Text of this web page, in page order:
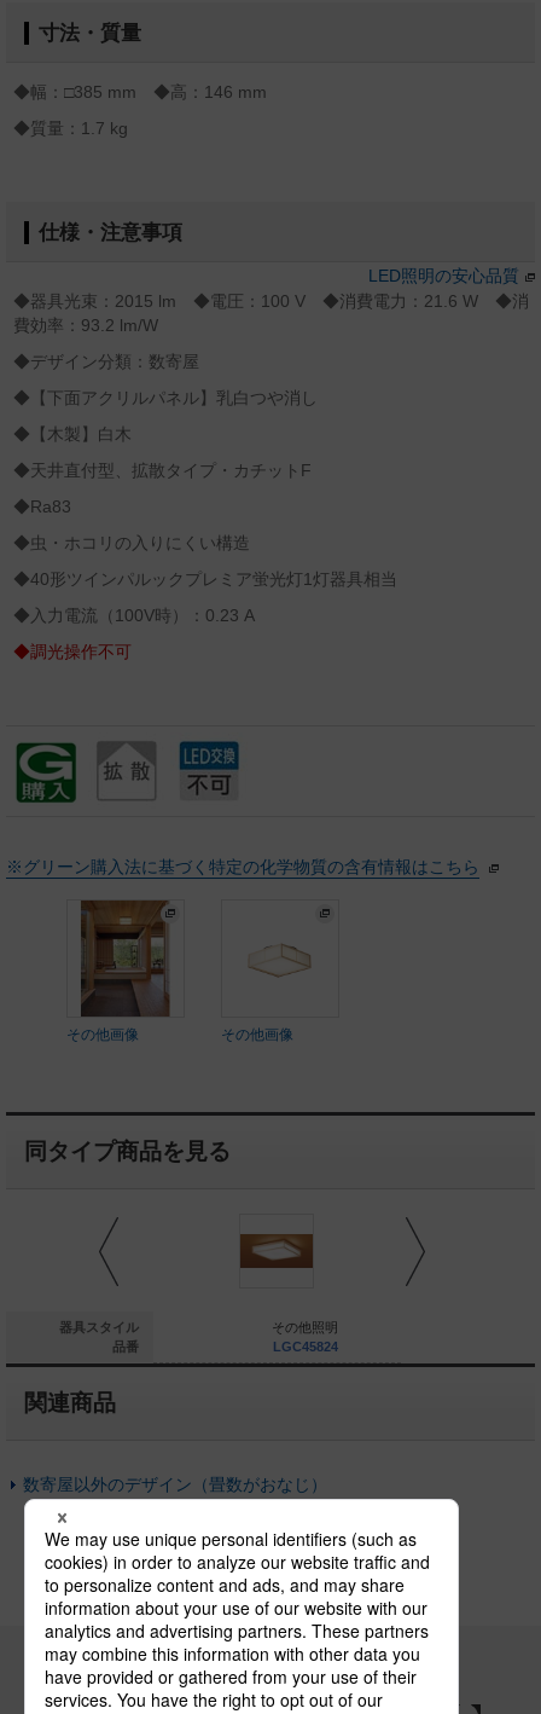
寸法・質量
◆幅：□385 mm ◆高：146 mm
◆質量：1.7 kg
仕様・注意事項
LED照明の安心品質
◆器具光束：2015 lm ◆電圧：100 V ◆消費電力：21.6 W ◆消
費効率：93.2 lm/W
◆デザイン分類：数寄屋
◆【下面アクリルパネル】乳白つや消し
◆【木製】白木
◆天井直付型、拡散タイプ・カチットF
◆Ra83
◆虫・ホコリの入りにくい構造
◆40形ツインパルックプレミア蛍光灯1灯器具相当
◆入力電流（100V時）：0.23 A
◆調光操作不可
※グリーン購入法に基づく特定の化学物質の含有情報はこちら
その他画像 その他画像
同タイプ商品を見る
器具スタイル
品番
リングライト
その他照明
LGC45824
関連商品
数寄屋以外のデザイン（畳数がおなじ）
パナソニックの電気設備 SNSアカウント